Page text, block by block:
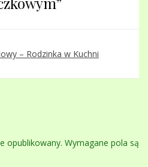
– Rodzinka w Kuchni
opublikowany. Wymagane pola są